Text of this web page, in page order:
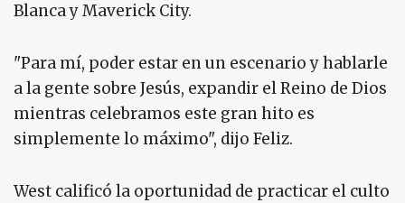
Blanca y Maverick City.
"Para mí, poder estar en un escenario y hablarle
a la gente sobre Jesús, expandir el Reino de Dios
mientras celebramos este gran hito es
simplemente lo máximo", dijo Feliz.
West calificó la oportunidad de practicar el culto